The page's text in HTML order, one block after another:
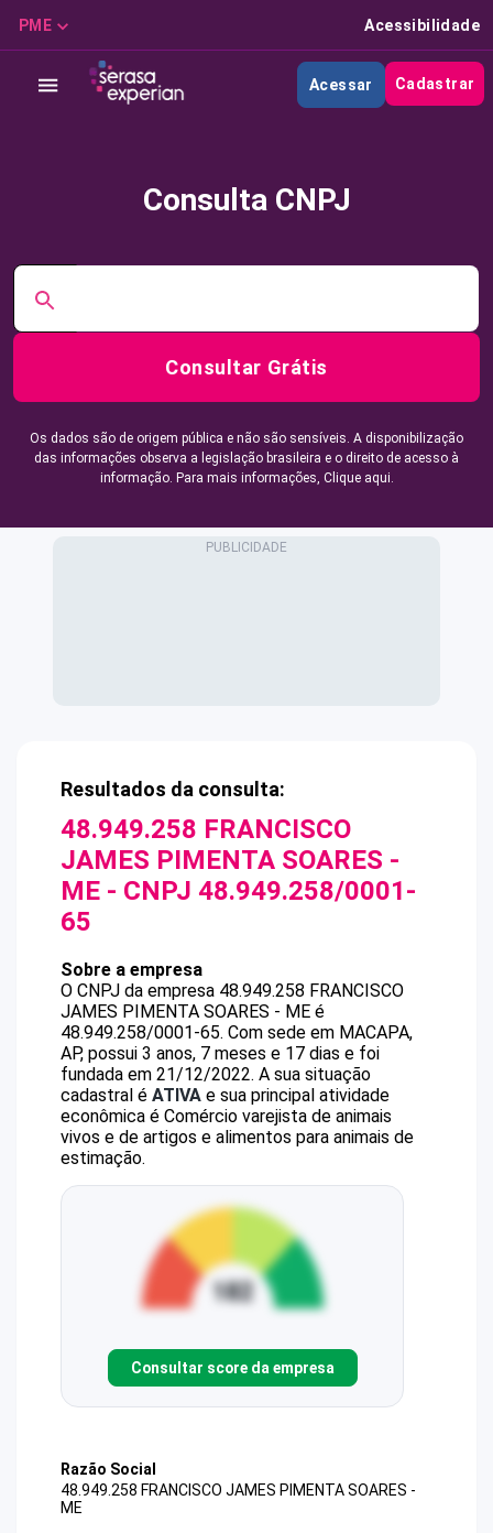
PME Acessibilidade
Acessar Cadastrar
Consulta CNPJ
Consultar Grátis
Os dados são de origem pública e não são sensíveis. A disponibilização
das informações observa a legislação brasileira e o direito de acesso à
informação. Para mais informações, Clique aqui.
Resultados da consulta:
48.949.258 FRANCISCO
JAMES PIMENTA SOARES -
ME - CNPJ 48.949.258/0001-
65
Sobre a empresa
O CNPJ da empresa 48.949.258 FRANCISCO
JAMES PIMENTA SOARES - ME é
48.949.258/0001-65. Com sede em MACAPA,
AP, possui 3 anos, 7 meses e 17 dias e foi
fundada em 21/12/2022. A sua situação
cadastral é ATIVA e sua principal atividade
econômica é Comércio varejista de animais
vivos e de artigos e alimentos para animais de
estimação.
Consultar score da empresa
Razão Social
48.949.258 FRANCISCO JAMES PIMENTA SOARES -
ME